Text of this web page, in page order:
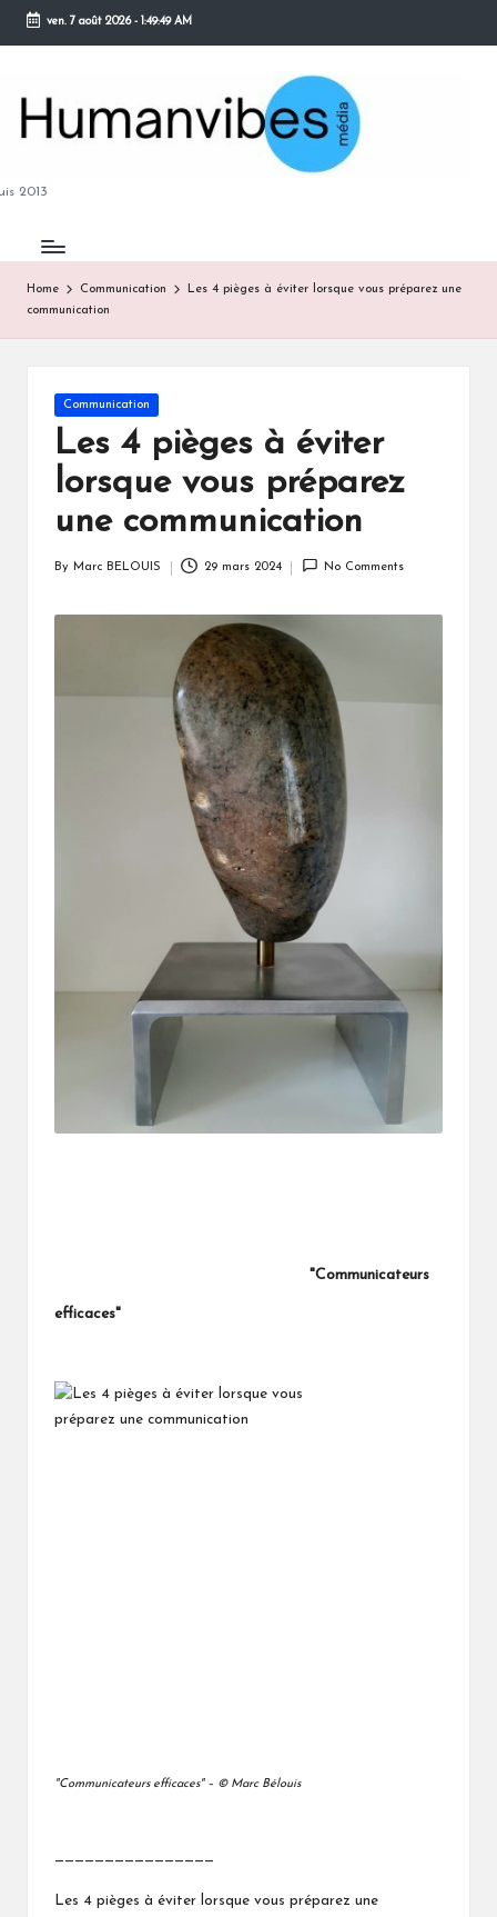
Skip
content
ven. 7 août 2026- 1:49:50 AM
2013
Home Communication
Les 4 pièges à éviter lorsque vous préparez une
communication
Posted
in
Communication
Les 4 pièges à éviter
lorsque vous préparez
une communication
By Marc BELOUIS 29 mars 2024 No Comments
"Communicateurs
efficaces"
"Communicateurs efficaces" – © Marc Bélouis
————————————————
Les 4 pièges à éviter lorsque vous préparez une